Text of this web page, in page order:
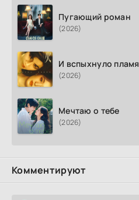
Пугающий роман
(2026)
И вспыхнуло пламя
(2026)
Мечтаю о тебе
(2026)
Комментируют